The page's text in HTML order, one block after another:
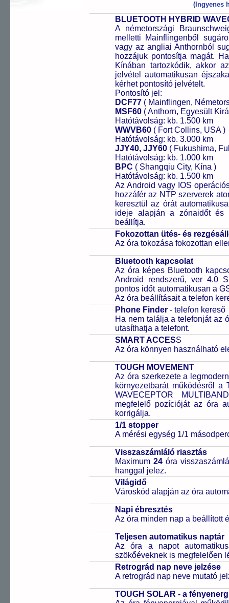
(Ingyenes
BLUETOOTH HYBRID
A németországi
melletti Mainflingenből
vagy az angliai Anthornból
hozzájuk pontosítja magát.
Kínában tartozkódik, akkor
jelvétel automatikusan
kérhet pontosító jelvételt.
Pontosító jel:
DCF77 ( Mainflingen,
MSF60 ( Anthorn, Egyesült
Hatótávolság: kb. 1.500 km
WWVB60 ( Fort Collins, USA )
Hatótávolság: kb. 3.000 km
JJY40, JJY60 ( Fukushima,
Hatótávolság: kb. 1.000 km
BPC ( Shangqiu City, Kína )
Hatótávolság: kb. 1.500 km
Az Android vagy IOS
hozzáfér az NTP szerverek
keresztül az órát
ideje alapján a zónaidőt és
beállítja.
Fokozottan ütés- és
Az óra tokozása fokozottan
Bluetooth kapcsolat
Az óra képes Bluetooth
Android rendszerű, ver 4.0
pontos időt automatikusan a
Az óra beállításait a telefon
Phone Finder - telefon kereső
Ha nem találja a telefonját az
utasíthatja a telefont.
SMART ACCESS
Az óra könnyen használható
TOUGH MOVEMENT
Az óra szerkezete a
környezetbarát működésről
WAVECEPTOR
megfelelő pozícióját az óra
korrigálja.
1/1 stopper
A mérési egység 1/1
Visszaszámláló riasztás
Maximum24 óra
hanggal jelez.
Világidő
Városkód alapján az óra
Napi ébresztés
Az óra minden nap a beállított
Teljesen automatikus naptár
Az óra a napot
szökőéveknek is megfelelően
Retrográd nap neve jelzése
A retrográd nap neve mutató
TOUGH SOLAR - a